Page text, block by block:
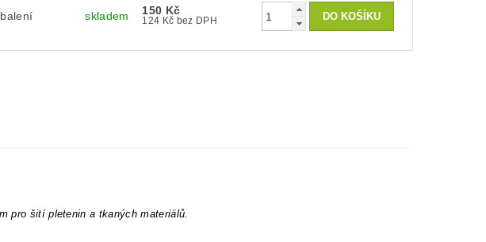
skladem 150 Kč
124 Kč bez DPH
pro šití pletenin a tkaných materiálů.